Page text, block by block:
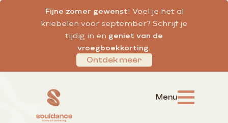
Fijne zomer gewenst! Voel je het al
kriebelen voor september? Schrijf je
tijdig in en geniet van de
vroegboekkorting.
Ontdek meer